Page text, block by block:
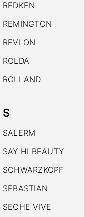
REDKEN
REMINGTON
REVLON
ROLDA
ROLLAND
S
SALERM
SAY HI BEAUTY
SCHWARZKOPF
SEBASTIAN
SECHE VIVE